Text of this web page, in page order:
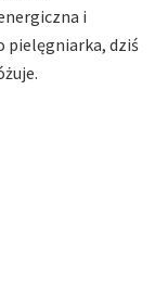
i
pielęgniarka, dziś